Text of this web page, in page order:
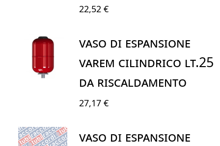
22,52 €
VASO DI ESPANSIONE
VAREM CILINDRICO LT.25
DA RISCALDAMENTO
27,17 €
VASO DI ESPANSIONE